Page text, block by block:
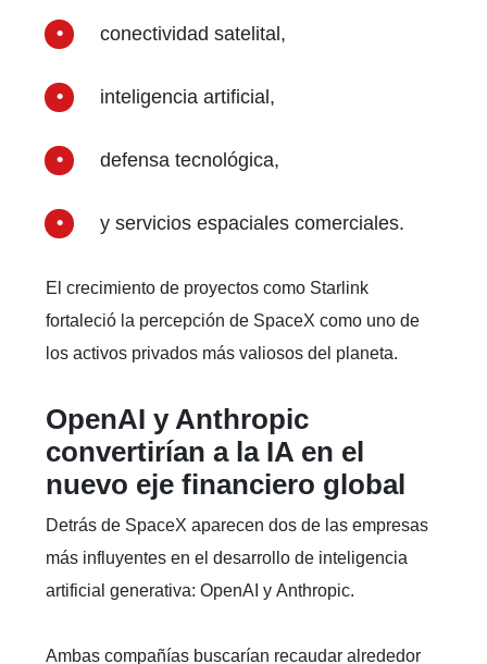
conectividad satelital,
inteligencia artificial,
defensa tecnológica,
y servicios espaciales comerciales.
El crecimiento de proyectos como Starlink
fortaleció la percepción de SpaceX como uno de
los activos privados más valiosos del planeta.
OpenAI y Anthropic
convertirían a la IA en el
nuevo eje financiero global
Detrás de SpaceX aparecen dos de las empresas
más influyentes en el desarrollo de inteligencia
artificial generativa: OpenAI y Anthropic.
Ambas compañías buscarían recaudar alrededor